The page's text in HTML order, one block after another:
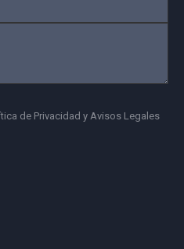
de Privacidad y Avisos Legales